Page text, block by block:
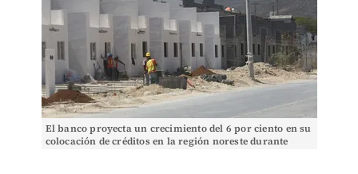
El banco proyecta un crecimiento del 6 por ciento en su
colocación de créditos en la región noreste durante